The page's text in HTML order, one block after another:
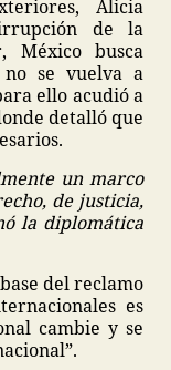
Alicia
de la
México busca
se vuelva a
ello acudió a
detalló que
un marco
de justicia,
la diplomática
del reclamo
es
cambie y se